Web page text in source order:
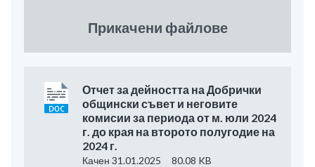
Прикачени файлове
Отчет за дейността на Добрички
общински съвет и неговите
комисии за периода от м. юли 2024
г. до края на второто полугодие на
2024 г.
Качен 31.01.2025 80.08 KB